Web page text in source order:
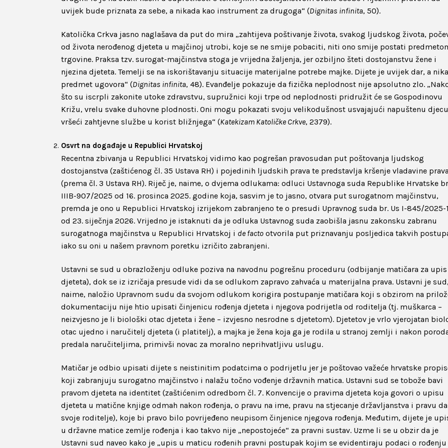
uvijek bude priznata za sebe, a nikada kao instrument za drugoga“ (Dignitas infinita, 50).
Katolička Crkva jasno naglašava da put do mira „zahtijeva poštivanje života, svakog ljudskog života,
od života nerođenog djeteta u majčinoj utrobi, koje se ne smije pobaciti, niti ono smije postati
trgovine. Praksa tzv. surogat-majčinstva stoga je vrijedna žaljenja, jer ozbiljno šteti dostojanstvu žene i
njezina djeteta. Temelji se na iskorištavanju situacije materijalne potrebe majke. Dijete je uvijek dar, a
predmet ugovora“ (Dignitas infinita, 48). Evanđelje pokazuje da fizička neplodnost nije apsolutno zlo.
što su iscrpli zakonite utoke zdravstvu, supružnici koji trpe od neplodnosti pridružit će se Gospodinovu
Križu, vrelu svake duhovne plodnosti. Oni mogu pokazati svoju velikodušnost usvajajući napuštenu
vršeći zahtjevne službe u korist bližnjega“ (Katekizam Katoličke Crkve, 2379).
Osvrt na događaje u Republici Hrvatskoj
Recentna zbivanja u Republici Hrvatskoj vidimo kao pogrešan pravosudan put poštovanja ljudskog
dostojanstva (zaštićenog čl. 35 Ustava RH) i pojedinih ljudskih prava te predstavlja kršenje vladavine prava
(prema čl. 3 Ustava RH). Riječ je, naime, o dvjema odlukama: odluci Ustavnoga suda Republike Hrvatske
IIIB-907/2025 od 16. prosinca 2025. godine koja, sasvim je to jasno, otvara put surogatnom majčinstvu,
premda je ono u Republici Hrvatskoj izrijekom zabranjeno te o presudi Upravnog suda br. Us I-845/2025-
od 23. siječnja 2026. Vrijedno je istaknuti da je odluka Ustavnog suda zaobišla jasnu zakonsku zabranu
surogatnoga majčinstva u Republici Hrvatskoj i de facto otvorila put priznavanju posljedica takvih
iako su oni u našem pravnom poretku izričito zabranjeni.
Ustavni se sud u obrazloženju odluke poziva na navodnu pogrešnu proceduru (odbijanje matičara za upis
djeteta), dok se iz izričaja presude vidi da se odlukom zapravo zahvaća u materijalna prava. Ustavni je sud,
naime, naložio Upravnom sudu da svojom odlukom korigira postupanje matičara koji s obzirom na
dokumentaciju nije htio upisati činjenicu rođenja djeteta i njegova podrijetla od roditelja (tj. muškarca –
neizvjesno je li biološki otac djeteta i žene – izvjesno nesrodne s djetetom). Djetetov je vrlo vjerojatan
otac ujedno i naručitelj djeteta (i platitelj), a majka je žena koja ga je rodila u stranoj zemlji i nakon
predala naručiteljima, primivši novac za moralno neprihvatljivu uslugu.
Matičar je odbio upisati dijete s neistinitim podatcima o podrijetlu jer je poštovao važeće hrvatske
koji zabranjuju surogatno majčinstvo i nalažu točno vođenje državnih matica. Ustavni sud se tobože bavi
pravom djeteta na identitet (zaštićenim odredbom čl. 7. Konvencije o pravima djeteta koja govori o upisu
djeteta u matične knjige odmah nakon rođenja, o pravu na ime, pravu na stjecanje državljanstva i pravu da
svoje roditelje), koje bi pravo bilo povrijeđeno neupisom činjenice njegova rođenja. Međutim, dijete je
u državne matice zemlje rođenja i kao takvo nije „nepostojeće“ za pravni sustav. Uzme li se u obzir da je
Ustavni sud naveo kako je „upis u maticu rođenih pravni postupak kojim se evidentiraju podaci o rođenju